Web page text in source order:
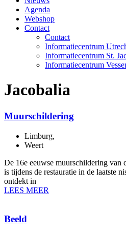
Agenda
Webshop
Contact
Contact
Informatiecentrum
Informatiecentrum St.
Informatiecentrum
Jacobalia
Muurschildering
Limburg,
Weert
De 16e eeuwse muurschildering van
is tijdens de restauratie in de laatste
ontdekt in
LEES MEER
Beeld